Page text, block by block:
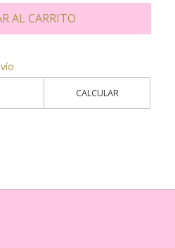
AL CARRITO
CALCULAR